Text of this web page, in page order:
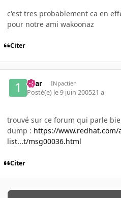
c'est tres probablement ca en
pour notre ami wakoonaz
Citer
16ar INpactien
Posté(e) le 9 juin 200521 a
trouvé sur ce forum qui parle
dump : https://www.redhat.com/
list...t/msg00036.html
Citer